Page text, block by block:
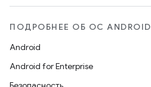
ПОДРОБНЕЕ ОБ ОС ANDROID
Android
Android for Enterprise